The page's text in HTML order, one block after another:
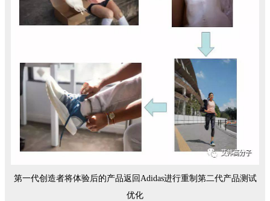
第一代创造者将体验后的产品返回Adidas进行重制第二代产品测试
优化